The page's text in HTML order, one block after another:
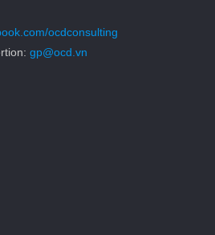
ocdconsulting
gp@ocd.vn